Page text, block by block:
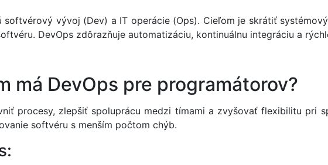
softvérový vývoj (Dev) a IT operácie (Ops). Cieľom je skrátiť
DevOps zdôrazňuje automatizáciu, kontinuálnu integráciu a
má DevOps pre programátorov?
procesy, zlepšiť spoluprácu medzi tímami a zvyšovať flexibilitu pri
softvéru s menším počtom chýb.